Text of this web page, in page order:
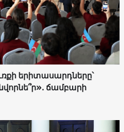
երիտասարդները՝
ճամբարի